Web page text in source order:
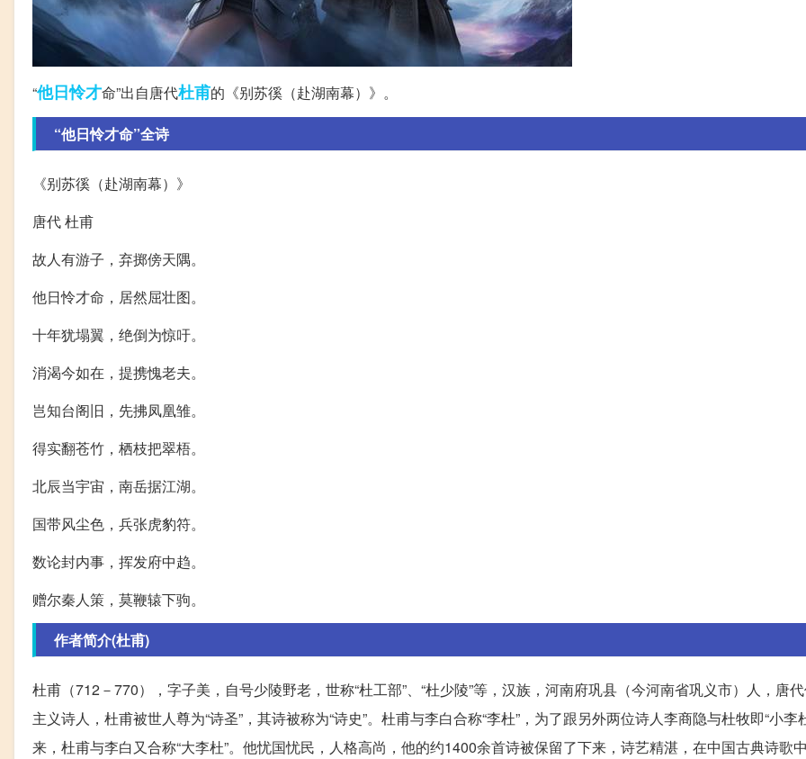
“他日怜才命”出自唐代杜甫的《别苏徯（赴湖南幕）》。
“他日怜才命”全诗
《别苏徯（赴湖南幕）》
唐代 杜甫
故人有游子，弃掷傍天隅。
他日怜才命，居然屈壮图。
十年犹塌翼，绝倒为惊吁。
消渴今如在，提携愧老夫。
岂知台阁旧，先拂凤凰雏。
得实翻苍竹，栖枝把翠梧。
北辰当宇宙，南岳据江湖。
国带风尘色，兵张虎豹符。
数论封内事，挥发府中趋。
赠尔秦人策，莫鞭辕下驹。
作者简介(杜甫)
杜甫（712－770），字子美，自号少陵野老，世称“杜工部”、“杜少陵”等，汉族，河南府巩县（今河南省巩义市）人，唐
主义诗人，杜甫被世人尊为“诗圣”，其诗被称为“诗史”。杜甫与李白合称“李杜”，为了跟另外两位诗人李商隐与杜牧即“小李
来，杜甫与李白又合称“大李杜”。他忧国忧民，人格高尚，他的约1400余首诗被保留了下来，诗艺精湛，在中国古典诗歌